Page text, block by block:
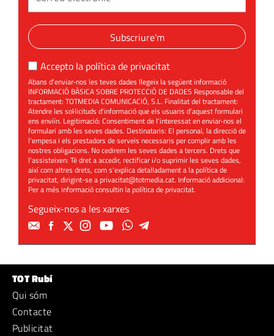
Subscriure'm
Accepto la política de privacitat
Abans d'enviar-nos les teves dades llegeix la següent informació
INFORMACIÓ BÀSICA SOBRE PROTECCIÓ DE DADES Responsable del
tractament: TOTMEDIA COMUNICACIÓ, S.L. Finalitat del tractament:
Atendre les sol·licituds d'informació que els usuaris d'aquest formulari
ens enviïn. Legitimació: Consentiment de l'interessat en enviar-nos el
formulari amb les seves dades. Destinataris: El personal, la direcció de
l'empesa i els prestadors de serveis necessaris per complir amb les
nostres obligacions. No cedirem les seves dades a tercers. Drets que
l'assisteixen: Té dret a accedir, rectificar i/o suprimir les seves dades,
així com altres drets, com s'explica detalladament a la política de
privacitat, dirigint-se aprivacitat@totmedia.cat. Informació addicional:
Per a més informació consultin lapolítica de privacitat.
Segueix-nos a les xarxes
TOT Rubí
Qui sóm
Contacte
Publicitat